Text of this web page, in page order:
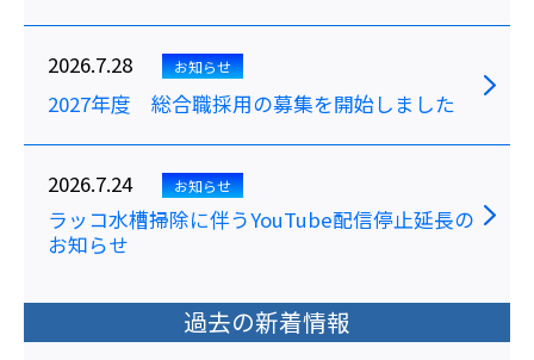
2026.7.28 お知らせ
2027年度 総合職採用の募集を開始しました
2026.7.24 お知らせ
ラッコ水槽掃除に伴うYouTube配信停止延長の
お知らせ
過去の新着情報